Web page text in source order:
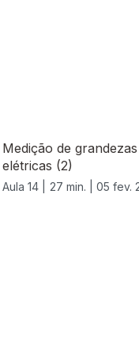
Medição de
elétricas (2)
Aula 14 | 27 min. | 05 fev.